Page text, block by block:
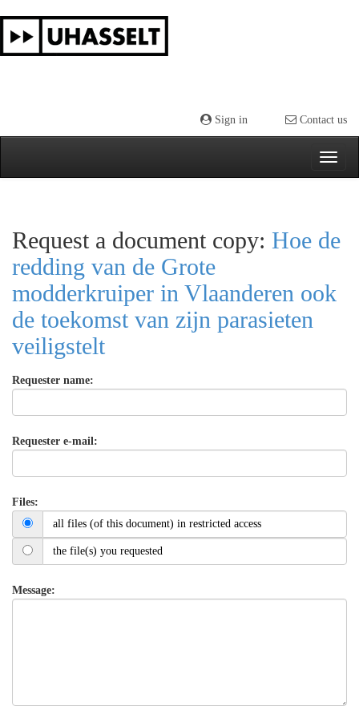
navigation
Sign in Contact us
Request a document copy: Hoe de
redding van de Grote
modderkruiper in Vlaanderen ook
de toekomst van zijn parasieten
veiligstelt
Requester name:
Requester e-mail:
Files:
all files (of this document) in restricted access
the file(s) you requested
Message: